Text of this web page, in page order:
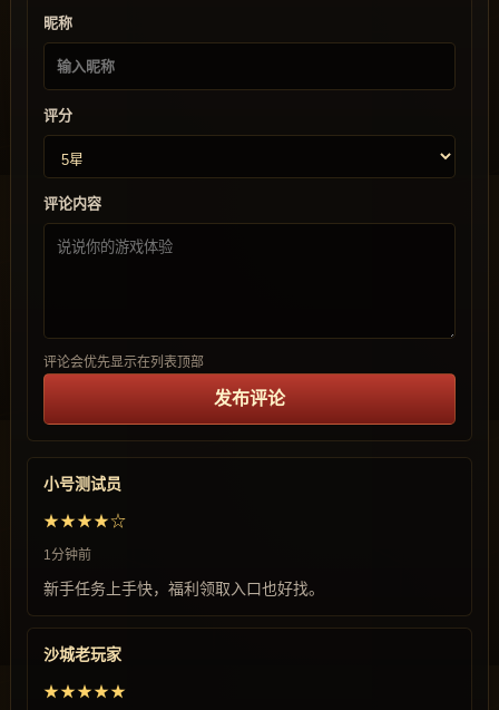
昵称
评分
评论内容
评论会优先显示在列表顶部
发布评论
小号测试员
★★★★☆
1分钟前
新手任务上手快，福利领取入口也好找。
沙城老玩家
★★★★★